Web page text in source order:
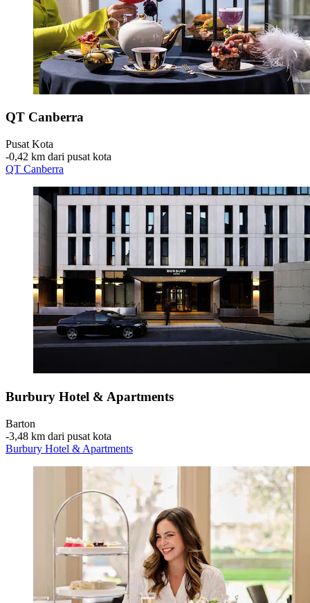
QT Canberra
Pusat Kota
‐0,42 km dari pusat kota
QT Canberra
Burbury Hotel & Apartments
Barton
‐3,48 km dari pusat kota
Burbury Hotel & Apartments